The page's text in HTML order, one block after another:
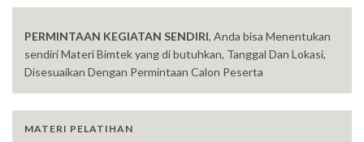
PERMINTAAN KEGIATAN SENDIRI, Anda bisa Menentukan
sendiri Materi Bimtek yang di butuhkan, Tanggal Dan Lokasi,
Disesuaikan Dengan Permintaan Calon Peserta
MATERI PELATIHAN